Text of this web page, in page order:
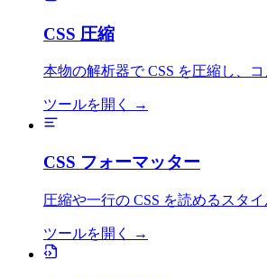
CSS 圧縮
本物の解析器で CSS を圧縮し、
ツールを開く →
CSS フォーマッター
圧縮や一行の CSS を読めるスタ
ツールを開く →